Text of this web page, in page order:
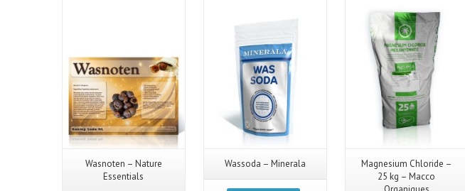
Wasnoten – Nature
Essentials
Wassoda – Minerala
Magnesium Chloride –
25 kg – Macco